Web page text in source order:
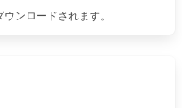
ンロードされます。